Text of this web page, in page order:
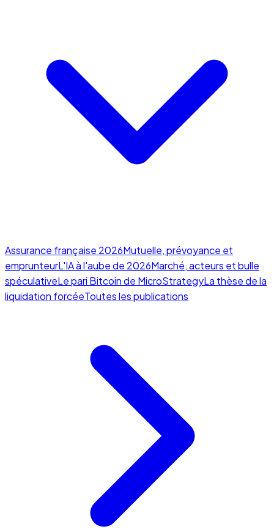
Assurance française 2026Mutuelle, prévoyance et
emprunteurL'IA à l'aube de 2026Marché, acteurs et bulle
spéculativeLe pari Bitcoin de MicroStrategyLa thèse de la
liquidation forcéeToutes les publications